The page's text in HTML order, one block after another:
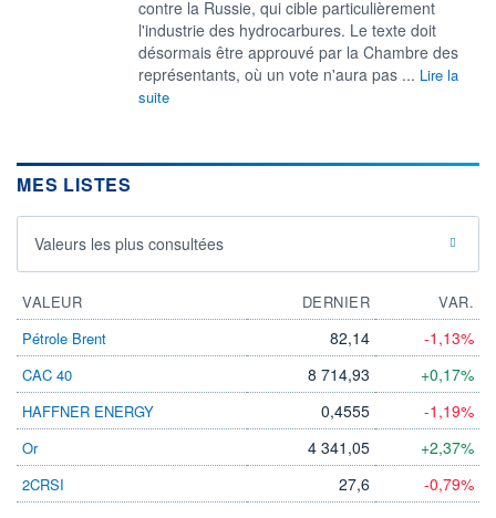
contre la Russie, qui cible particulièrement
l'industrie des hydrocarbures. Le texte doit
désormais être approuvé par la Chambre des
représentants, où un vote n'aura pas ... Lire la
suite
MES LISTES
Valeurs les plus consultées
VALEUR DERNIER
VAR.
Pétrole Brent
82,14 -1,13%
CAC 40 8 714,93 +0,17%
HAFFNER ENERGY 0,4555 -1,19%
Or 4 341,05 +2,37%
2CRSI 27,6 -0,79%